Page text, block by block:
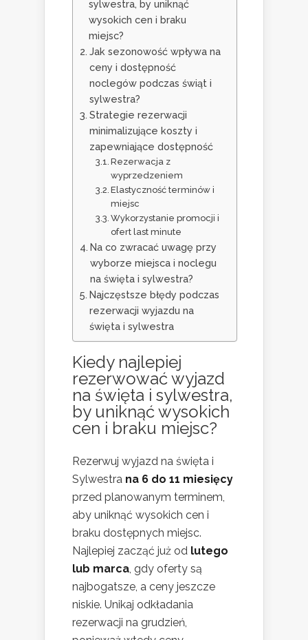
sylwestra, by uniknąć
wysokich cen i braku
miejsc?
Jak sezonowość wpływa na
ceny i dostępność
noclegów podczas świąt i
sylwestra?
Strategie rezerwacji
minimalizujące koszty i
zapewniające dostępność
Rezerwacja z
wyprzedzeniem
Elastyczność terminów i
miejsc
Wykorzystanie promocji i
ofert last minute
Na co zwracać uwagę przy
wyborze miejsca i noclegu
na święta i sylwestra?
Najczęstsze błędy podczas
rezerwacji wyjazdu na
święta i sylwestra
Kiedy najlepiej
rezerwować wyjazd
na święta i sylwestra,
by uniknąć wysokich
cen i braku miejsc?
Rezerwuj wyjazd na święta i
Sylwestra na 6 do 11 miesięcy
przed planowanym terminem,
aby uniknąć wysokich cen i
braku dostępnych miejsc.
Najlepiej zacząć już od lutego
lub marca , gdy oferty są
najbogatsze, a ceny jeszcze
niskie. Unikaj odkładania
rezerwacji na grudzień,